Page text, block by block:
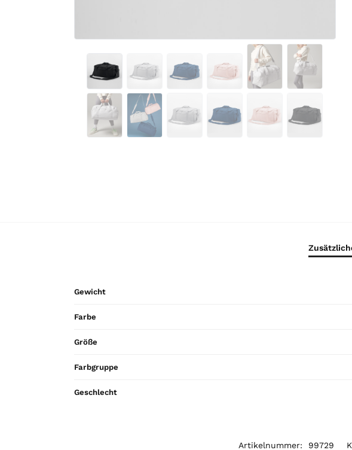
Gewicht
Farbe
Größe
Farbgruppe
Geschlecht
Artikelnummer: 99729